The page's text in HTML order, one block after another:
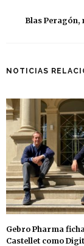
Blas Peragón,
NOTICIAS
Gebro Pharma
Castellet como